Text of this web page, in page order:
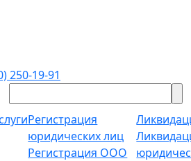
250-19-91
Регистрация
юридических лиц
Регистрация ООО